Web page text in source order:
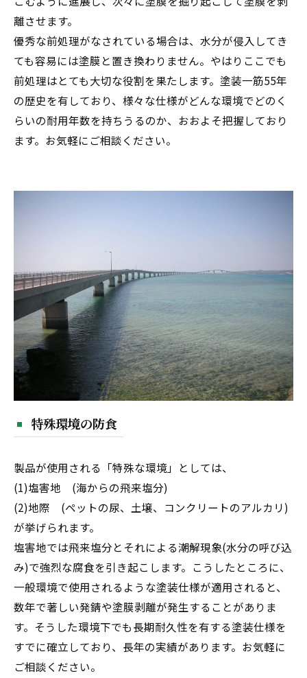
離させます。
優秀な前処理がなされている場合は、水分が侵入してき
ても容易には塗膜と置き換わりません。やはりここでも
前処理はとても大切な役割を果たします。塗装一筋55年
の歴史を有しており、様々な仕様がどんな環境でどのく
らいの耐用年数を持ちうるのか、おおよそ把握しており
ます。お気軽にご相談ください。
特殊環境の防食
製品が使用される「特殊な環境」としては、
(1)塩害地 (海からの飛来塩分)
(2)地際 (ペットの尿、土壌、コンクリートのアルカリ)
が挙げられます。
塩害地では飛来塩分とそれによる潮解現象(水分の呼び込
み)で強烈な腐食を引き起こします。こうしたところに、
一般環境で使用されるような塗装仕様が適用されると、
数年で著しい発錆や塗膜剥離が発生することがありま
す。そうした環境下でも長期耐久性を有する塗装仕様を
すでに確立しており、長年の実績があります。お気軽に
ご相談ください。